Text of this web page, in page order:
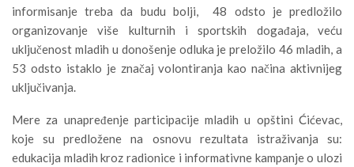
informisanje treba da budu bolji, 48 odsto je predložilo
organizovanje više kulturnih i sportskih događaja, veću
uključenost mladih u donošenje odluka je preložilo 46 mladih, a
53 odsto istaklo je značaj volontiranja kao načina aktivnijeg
uključivanja.
Mere za unapređenje participacije mladih u opštini Ćićevac,
koje su predložene na osnovu rezultata istraživanja su:
edukacija mladih kroz radionice i informativne kampanje o ulozi